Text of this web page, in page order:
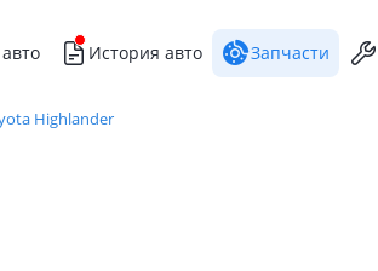
История авто Запчасти
Highlander